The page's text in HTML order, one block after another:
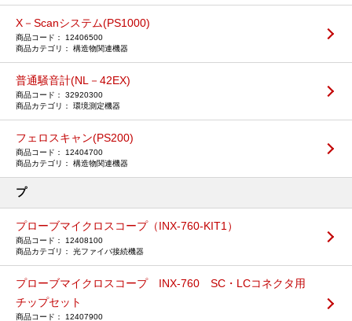
X－Scanシステム(PS1000)
12406500
構造物関連機器
普通騒音計(NL－42EX)
32920300
環境測定機器
フェロスキャン(PS200)
12404700
構造物関連機器
プ
プローブマイクロスコープ（INX-760-KIT1）
12408100
光ファイバ接続機器
プローブマイクロスコープ INX-760 SC・LCコネクタ用
チップセット
12407900